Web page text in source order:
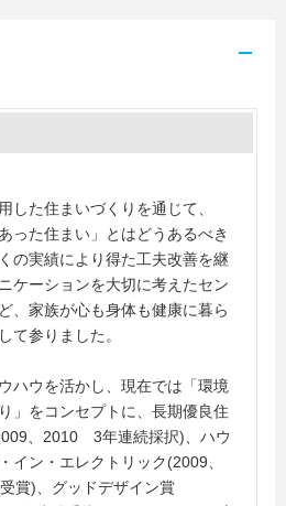
した住まいづくりを通じて、
った住まい」とはどうあるべき
の実績により得た工夫改善を継
ケーションを大切に考えたセン
、家族が心も身体も健康に暮ら
て参りました。
ハウを活かし、現在では「環境
」をコンセプトに、長期優良住
、2010 3年連続採択)、ハウ
イン・エレクトリック(2009、
賞)、グッドデザイン賞